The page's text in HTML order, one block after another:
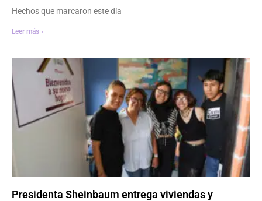
Hechos que marcaron este día
Leer más ›
Presidenta Sheinbaum entrega viviendas y